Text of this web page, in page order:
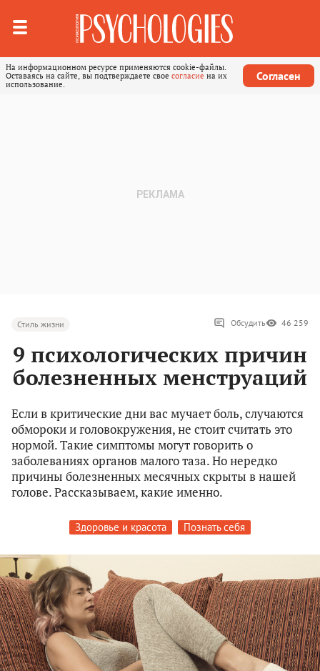
На информационном ресурсе применяются cookie-файлы.
Оставаясь на сайте, вы подтверждаете свое согласие на их
использование.
Согласен
Стиль жизни Обсудить 46 259
9 психологических причин
болезненных менструаций
Если в критические дни вас мучает боль, случаются
обмороки и головокружения, не стоит считать это
нормой. Такие симптомы могут говорить о
заболеваниях органов малого таза. Но нередко
причины болезненных месячных скрыты в нашей
голове. Рассказываем, какие именно.
Здоровье и красота Познать себя